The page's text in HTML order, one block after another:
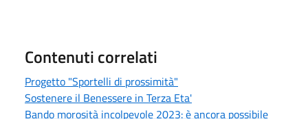
Contenuti correlati
Progetto "Sportelli di prossimità"
Sostenere il Benessere in Terza Eta'
Bando morosità incolpevole 2023: è ancora possibile